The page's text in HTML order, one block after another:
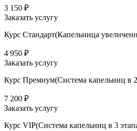
3 150 ₽
Заказать услугу
Курс Стандарт(Капельница
4 950 ₽
Заказать услугу
Курс Премиум(Система капельниц в
7 200 ₽
Заказать услугу
Курс VIP(Система капельниц в 3